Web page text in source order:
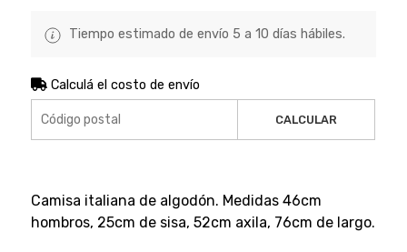
Tiempo estimado de envío 5 a 10 días hábiles.
Calculá el costo de envío
CALCULAR
Camisa italiana de algodón. Medidas 46cm
hombros, 25cm de sisa, 52cm axila, 76cm de largo.